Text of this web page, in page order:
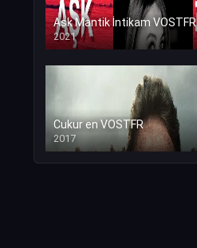
Ask Mantik İntikam VOSTFR
2021
Cukur en VOSTFR
2017